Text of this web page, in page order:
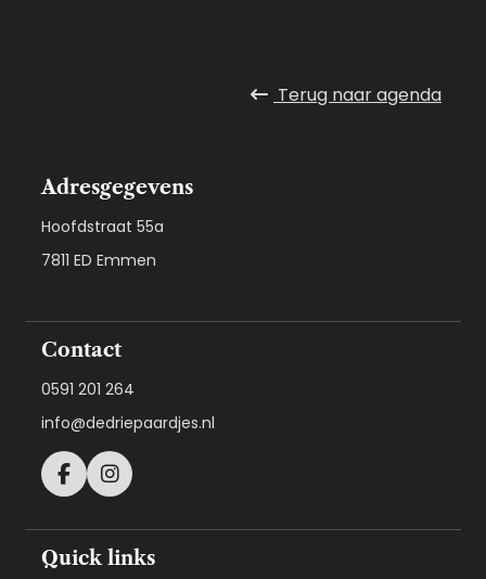
Terug naaragenda
Adresgegevens
Hoofdstraat 55a
7811 ED Emmen
Contact
0591 201 264
info@dedriepaardjes.nl
Quick links